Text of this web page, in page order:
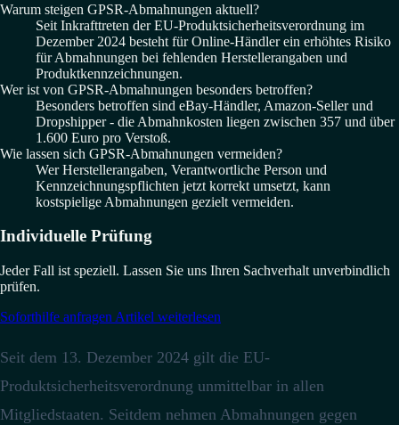
Warum steigen GPSR-Abmahnungen aktuell?
Seit Inkrafttreten der EU-Produktsicherheitsverordnung im
Dezember 2024 besteht für Online-Händler ein erhöhtes Risiko
für Abmahnungen bei fehlenden Herstellerangaben und
Produktkennzeichnungen.
Wer ist von GPSR-Abmahnungen besonders betroffen?
Besonders betroffen sind eBay-Händler, Amazon-Seller und
Dropshipper - die Abmahnkosten liegen zwischen 357 und über
1.600 Euro pro Verstoß.
Wie lassen sich GPSR-Abmahnungen vermeiden?
Wer Herstellerangaben, Verantwortliche Person und
Kennzeichnungspflichten jetzt korrekt umsetzt, kann
kostspielige Abmahnungen gezielt vermeiden.
Individuelle Prüfung
Jeder Fall ist speziell. Lassen Sie uns Ihren Sachverhalt unverbindlich
prüfen.
Soforthilfe anfragen Artikel weiterlesen
Seit dem 13. Dezember 2024 gilt die EU-
Produktsicherheitsverordnung unmittelbar in allen
Mitgliedstaaten. Seitdem nehmen Abmahnungen gegen